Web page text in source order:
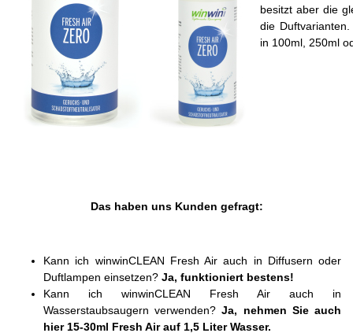
besitzt aber die
die
in 100ml, 250ml
Das haben uns Kunden gefragt:
Kann ich winwinCLEAN Fresh Air auch in Diffusern oder
Duftlampen einsetzen? Ja, funktioniert bestens!
Kann ich winwinCLEAN Fresh Air auch in
Wasserstaubsaugern verwenden?Ja, nehmen Sie auch
hier 15-30ml Fresh Air auf 1,5 Liter Wasser.